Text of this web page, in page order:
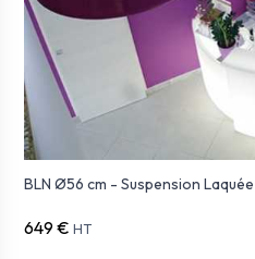
BLN Ø56 cm - Suspension
649 € HT